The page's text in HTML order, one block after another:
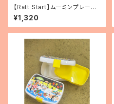
【Ratt Start】ムーミンプレー
ト 「Picknick」
¥1,320